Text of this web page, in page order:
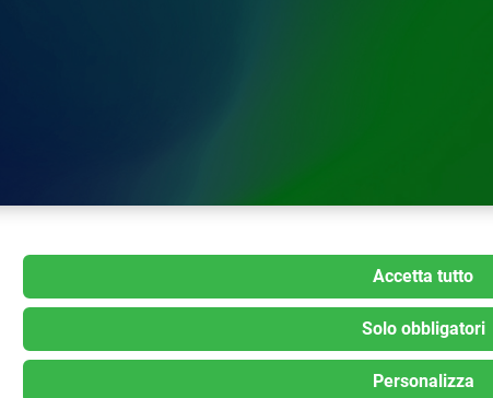
Accetta tutto
Solo obbligatori
Personalizza